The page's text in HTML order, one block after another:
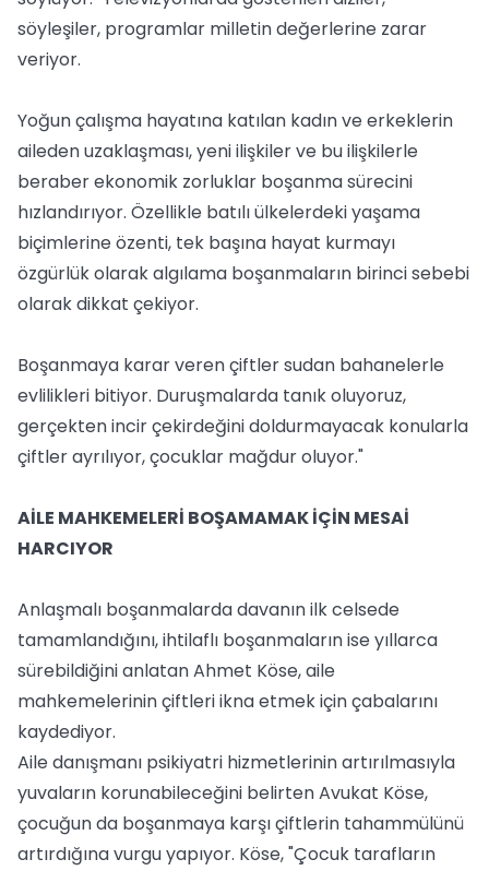
söyleşiler, programlar milletin değerlerine zarar
veriyor.
Yoğun çalışma hayatına katılan kadın ve erkeklerin
aileden uzaklaşması, yeni ilişkiler ve bu ilişkilerle
beraber ekonomik zorluklar boşanma sürecini
hızlandırıyor. Özellikle batılı ülkelerdeki yaşama
biçimlerine özenti, tek başına hayat kurmayı
özgürlük olarak algılama boşanmaların birinci sebebi
olarak dikkat çekiyor.
Boşanmaya karar veren çiftler sudan bahanelerle
evlilikleri bitiyor. Duruşmalarda tanık oluyoruz,
gerçekten incir çekirdeğini doldurmayacak konularla
çiftler ayrılıyor, çocuklar mağdur oluyor."
AİLE MAHKEMELERİ BOŞAMAMAK İÇİN MESAİ
HARCIYOR
Anlaşmalı boşanmalarda davanın ilk celsede
tamamlandığını, ihtilaflı boşanmaların ise yıllarca
sürebildiğini anlatan Ahmet Köse, aile
mahkemelerinin çiftleri ikna etmek için çabalarını
kaydediyor.
Aile danışmanı psikiyatri hizmetlerinin artırılmasıyla
yuvaların korunabileceğini belirten Avukat Köse,
çocuğun da boşanmaya karşı çiftlerin tahammülünü
artırdığına vurgu yapıyor. Köse, "Çocuk tarafların